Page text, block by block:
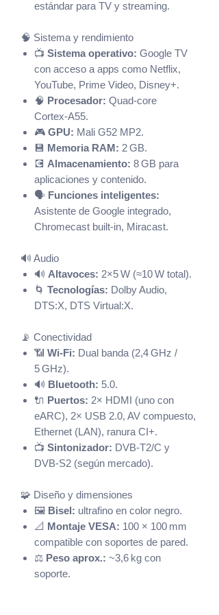
estándar para TV y streaming.
🧠 Sistema y rendimiento
📺 Sistema operativo: Google TV
con acceso a apps como Netflix,
YouTube, Prime Video, Disney+.
🧠 Procesador: Quad‑core
Cortex‑A55.
🎮 GPU: Mali G52 MP2.
💾 Memoria RAM: 2 GB.
💽 Almacenamiento: 8 GB para
aplicaciones y contenido.
🗣️ Funciones inteligentes:
Asistente de Google integrado,
Chromecast built‑in, Miracast.
🔊 Audio
🔊 Altavoces: 2×5 W (≈10 W total).
🌀 Tecnologías: Dolby Audio,
DTS:X, DTS Virtual:X.
📡 Conectividad
📶 Wi‑Fi: Dual banda (2,4 GHz /
5 GHz).
🔊 Bluetooth: 5.0.
🔌 Puertos: 2× HDMI (uno con
eARC), 2× USB 2.0, AV compuesto,
Ethernet (LAN), ranura CI+.
📺 Sintonizador: DVB‑T2/C y
DVB‑S2 (según mercado).
🧩 Diseño y dimensiones
🖼️ Bisel: ultrafino en color negro.
📐 Montaje VESA: 100 × 100 mm
compatible con soportes de pared.
⚖️ Peso aprox.: ~3,6 kg con
soporte.